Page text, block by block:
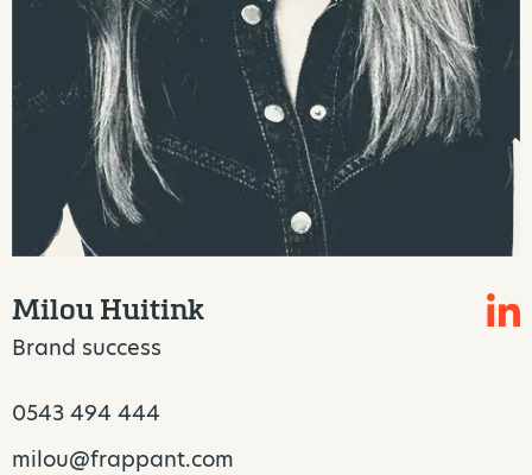
Milou Huitink
Brand success
0543 494 444
milou@frappant.com